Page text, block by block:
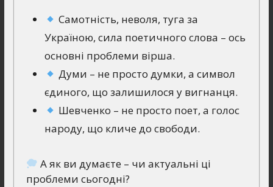
Самотність, неволя, туга за
Україною, сила поетичного слова – ось
основні проблеми вірша.
Думи – не просто думки, а символ
єдиного, що залишилося у вигнанця.
Шевченко – не просто поет, а голос
народу, що кличе до свободи.
А як ви думаєте – чи актуальні ці
проблеми сьогодні?